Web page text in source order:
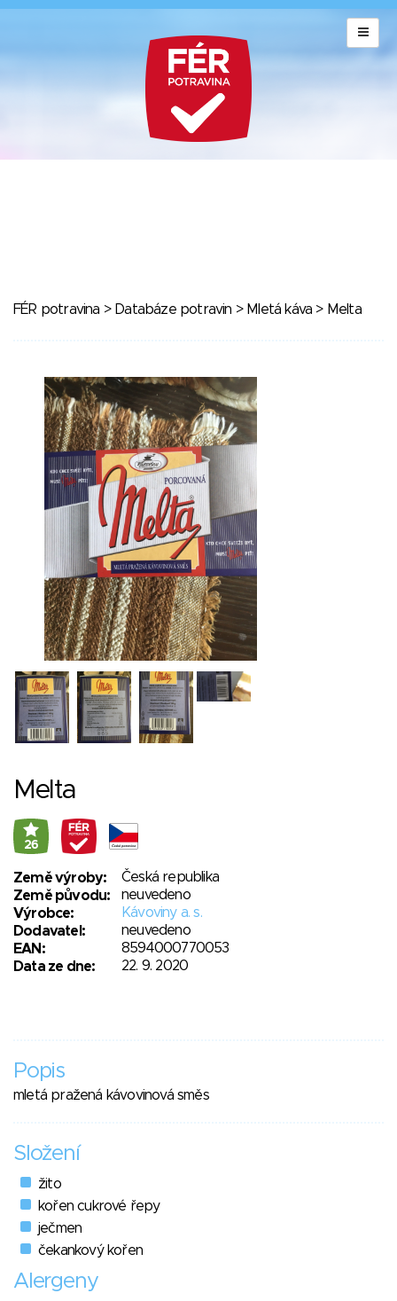
FÉR potravina > Databáze potravin > Mletá káva > Melta
Melta
26
Země výroby:
Česká republika
Země původu:
neuvedeno
Výrobce:
Kávoviny a. s.
Dodavatel:
neuvedeno
EAN:
8594000770053
Data ze dne:
22. 9. 2020
Popis
mletá pražená kávovinová směs
Složení
žito
kořen cukrové řepy
ječmen
čekankový kořen
Alergeny